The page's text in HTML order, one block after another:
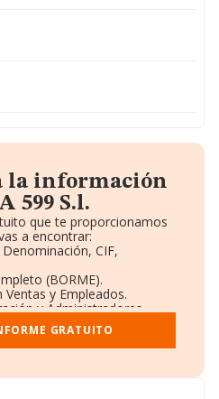
la información
599 S.l.
que te proporcionamos
a encontrar:
CIF,
(BORME).
y Empleados.
y Administradores.
en otras empresas.
complementaria.
GRATUITO